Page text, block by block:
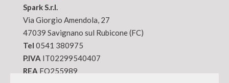
Spark S.r.l.
Via Giorgio Amendola, 27
47039 Savignano sul Rubicone (FC)
Tel 0541 380975
P.IVA IT02299540407
REA FO255989